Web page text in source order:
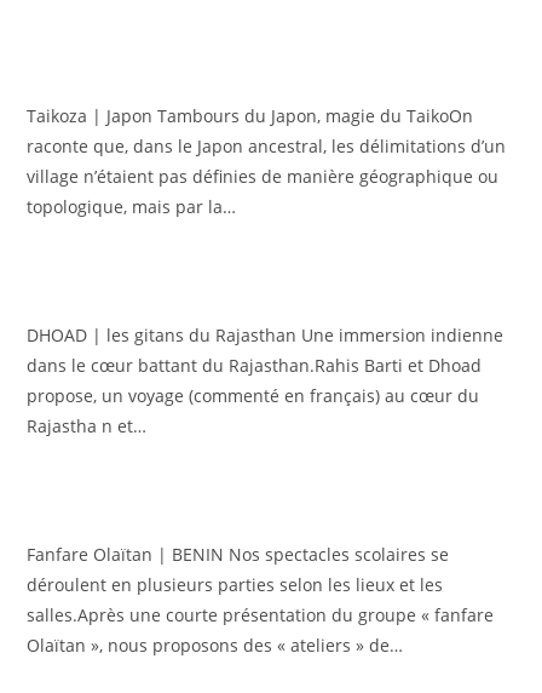
Taikoza | Japon Tambours du Japon, magie du TaikoOn
raconte que, dans le Japon ancestral, les délimitations d’un
village n’étaient pas définies de manière géographique ou
topologique, mais par la…
DHOAD | les gitans du Rajasthan Une immersion indienne
dans le cœur battant du Rajasthan.Rahis Barti et Dhoad
propose, un voyage (commenté en français) au cœur du
Rajastha n et…
Fanfare Olaïtan | BENIN Nos spectacles scolaires se
déroulent en plusieurs parties selon les lieux et les
salles.Après une courte présentation du groupe « fanfare
Olaïtan », nous proposons des « ateliers » de…